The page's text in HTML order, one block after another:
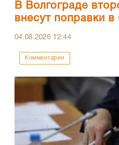
В Волгограде
внесут поправки
04.08.2026 12:44
Комментарии